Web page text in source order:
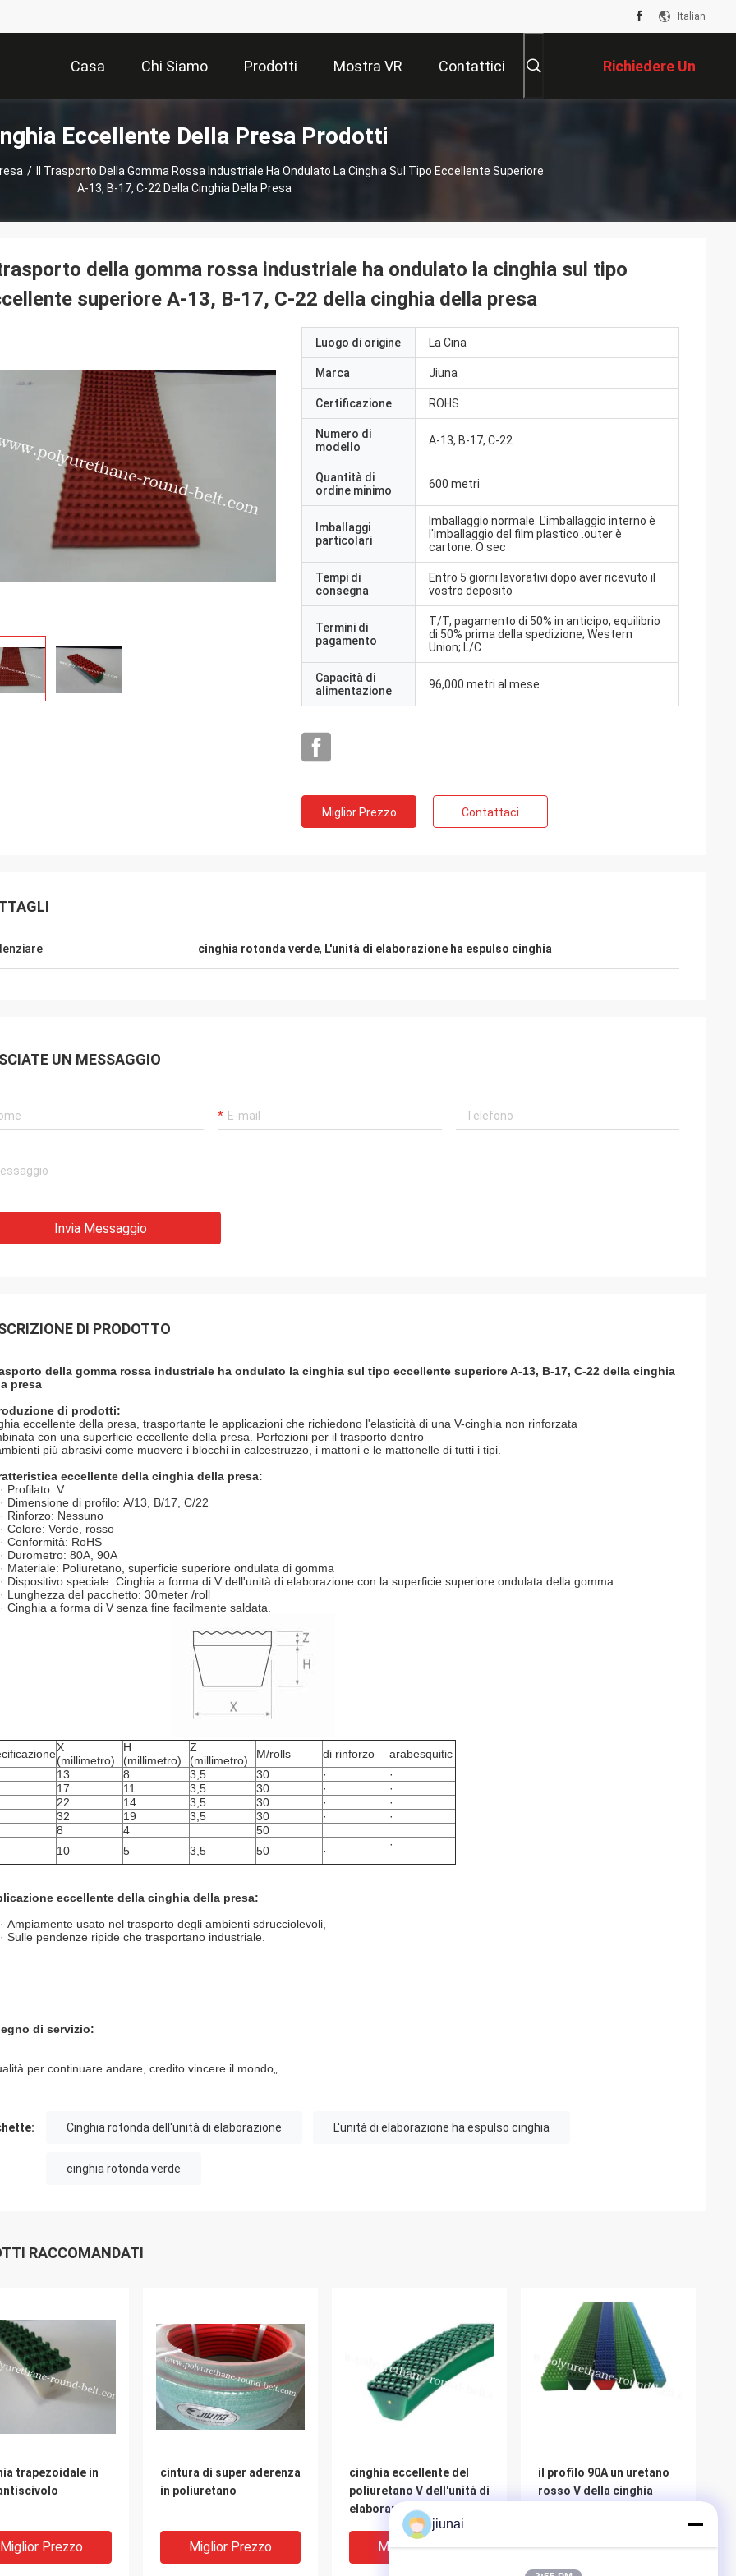
Italian
Casa Chi Siamo Prodotti Mostra VR Contattici Richiedere Un
Preventivo
Eccellente Della Presa Prodotti
/
Il Trasporto Della Gomma Rossa Industriale Ha Ondulato La Cinghia Sul Tipo Eccellente Superiore
A-13, B-17, C-22 Della Cinghia Della Presa
della gomma rossa industriale ha ondulato la cinghia sul tipo
superiore A-13, B-17, C-22 della cinghia della presa
Luogo di origine La Cina
Marca Jiuna
Certificazione ROHS
Numero di
modello
A-13, B-17, C-22
Quantità di
ordine minimo
600 metri
Imballaggi
particolari
Imballaggio normale. L'imballaggio interno è
l'imballaggio del film plastico .outer è
cartone. O sec
Tempi di
consegna
Entro 5 giorni lavorativi dopo aver ricevuto il
vostro deposito
Termini di
pagamento
T/T, pagamento di 50% in anticipo, equilibrio
di 50% prima della spedizione; Western
Union; L/C
Capacità di
alimentazione
96,000 metri al mese
Miglior Prezzo Contattaci
cinghia rotonda verde, L'unità di elaborazione ha espulso cinghia
UN MESSAGGIO
Invia Messaggio
DI PRODOTTO
della gomma rossa industriale ha ondulato la cinghia sul tipo eccellente superiore A-13, B-17, C-22 della cinghia
presa
di prodotti:
eccellente della presa, trasportante le applicazioni che richiedono l'elasticità di una V-cinghia non rinforzata
con una superficie eccellente della presa. Perfezioni per il trasporto dentro
più abrasivi come muovere i blocchi in calcestruzzo, i mattoni e le mattonelle di tutti i tipi.
eccellente della cinghia della presa:
· Profilato: V
· Dimensione di profilo: A/13, B/17, C/22
· Rinforzo: Nessuno
· Colore: Verde, rosso
· Conformità: RoHS
· Durometro: 80A, 90A
· Materiale: Poliuretano, superficie superiore ondulata di gomma
· Dispositivo speciale: Cinghia a forma di V dell'unità di elaborazione con la superficie superiore ondulata della gomma
· Lunghezza del pacchetto: 30meter /roll
· Cinghia a forma di V senza fine facilmente saldata.
X
(millimetro)
H
(millimetro)
Z
(millimetro)
M/rolls di rinforzo
arabesquitic
13 8 3,5 30 ·
·
17 11 3,5 30 ·
·
22 14 3,5 30 ·
·
32 19 3,5 30 ·
·
8 4
50
10 5 3,5 50 · ·
eccellente della cinghia della presa:
· Ampiamente usato nel trasporto degli ambienti sdrucciolevoli,
· Sulle pendenze ripide che trasportano industriale.
di servizio:
per continuare andare, credito vincere il mondo„
Cinghia rotonda dell'unità di elaborazione L'unità di elaborazione ha espulso cinghia
cinghia rotonda verde
RACCOMANDATI
trapezoidale in
Miglior Prezzo
cintura di super aderenza
in poliuretano
Miglior Prezzo
cinghia eccellente del
poliuretano V dell'unità di
elaborazione della
cinghia della presa di
verde della cima di
durezza 90A
Miglior Prezzo
il profilo 90A un uretano
rosso V della cinghia
30 metri/rotolo
Miglior Prezzo
jiunai